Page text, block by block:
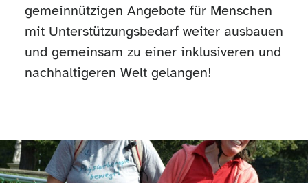
gemeinnützigen Angebote für Menschen
mit Unterstützungsbedarf weiter ausbauen
und gemeinsam zu einer inklusiveren und
nachhaltigeren Welt gelangen!